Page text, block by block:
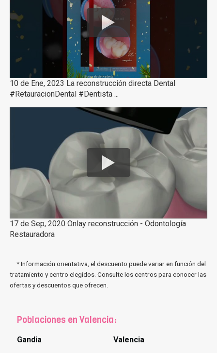
10 de Ene, 2023 La reconstrucción directa Dental
#RetauracionDental #Dentista ...
17 de Sep, 2020 Onlay reconstrucción - Odontología
Restauradora
* Información orientativa, el descuento puede variar en función del
tratamiento y centro elegidos. Consulte los centros para conocer las
ofertas y descuentos que ofrecen.
Poblaciones en Valencia:
Gandia
Valencia